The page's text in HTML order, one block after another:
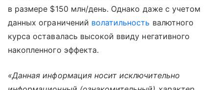
в размере $150 млн/день. Однако даже с учетом
данных ограничений волатильность валютного
курса оставалась высокой ввиду негативного
накопленного эффекта.
«Данная информация носит исключительно